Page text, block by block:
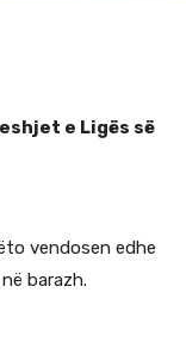
e Ligës së
vendosen edhe
barazh.